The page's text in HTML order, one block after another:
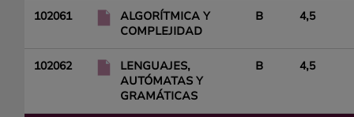
102061
ALGORÍTMICA Y
COMPLEJIDAD
B 4,5
102062
LENGUAJES,
AUTÓMATAS Y
GRAMÁTICAS
B 4,5